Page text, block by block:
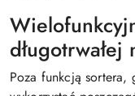
długotrwałej
Poza funkcją sortera,